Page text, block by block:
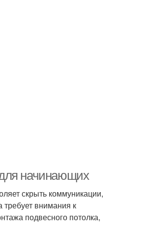
для начинающих
скрыть коммуникации,
требует внимания к
подвесного потолка,